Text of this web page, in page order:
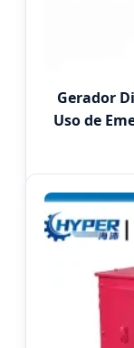
Gerador
Uso de